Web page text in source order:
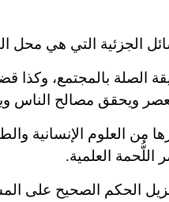
الجزئية التي هي محل
الصلة بالمجتمع، وكذا
ويحقق مصالح الناس
العلوم الإنسانية
اللُّحمة العلمية.
الحكم الصحيح على